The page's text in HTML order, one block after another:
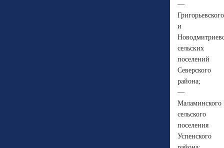
—
Григорьевского
и
сельских
поселений
Северского
района;
—
Маламинского
сельского
поселения
Успенского